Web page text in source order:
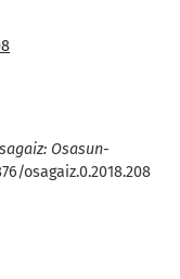
Osasun-
osagaiz.0.2018.208